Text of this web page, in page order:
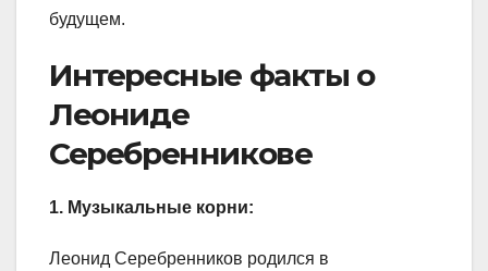
будущем.
Интересные факты о
Леониде
Серебренникове
1. Музыкальные корни:
Леонид Серебренников родился в